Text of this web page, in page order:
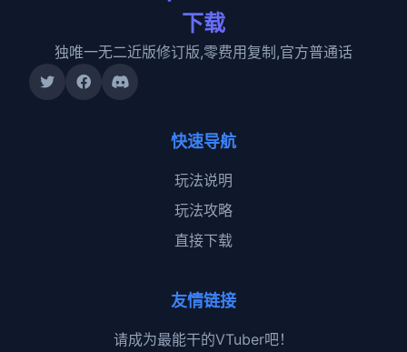
下载
独唯一无二近版修订版,零费用复制,官方普通话
快速导航
玩法说明
玩法攻略
直接下载
友情链接
请成为最能干的VTuber吧！